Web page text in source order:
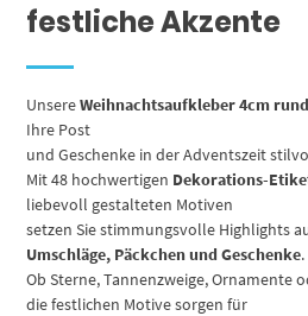
festliche Akzente
UnsereWeihnachtsaufkleber 4cm rund
Ihre Post
und Geschenke in der Adventszeit
Mit 48 hochwertigen Dekorations-
liebevoll gestalteten Motiven
setzen Sie stimmungsvolle Highlights
Umschläge, Päckchen und Geschenke.
Ob Sterne, Tannenzweige, Ornamente
die festlichen Motive sorgen für